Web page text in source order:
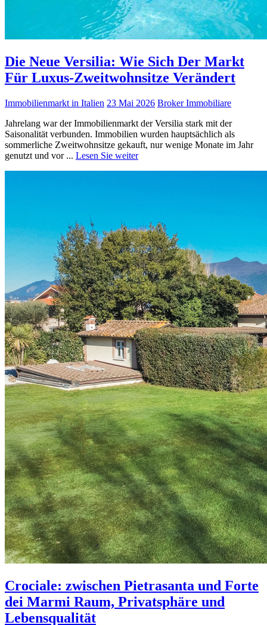
Die Neue Versilia: Wie Sich Der Markt
Für Luxus-Zweitwohnsitze Verändert
Immobilienmarkt in Italien 23 Mai 2026 Broker Immobiliare
Jahrelang war der Immobilienmarkt der Versilia stark mit der
Saisonalität verbunden. Immobilien wurden hauptsächlich als
sommerliche Zweitwohnsitze gekauft, nur wenige Monate im Jahr
genutzt und vor ... Lesen Sie weiter
Crociale: zwischen Pietrasanta und Forte
dei Marmi Raum, Privatsphäre und
Lebensqualität